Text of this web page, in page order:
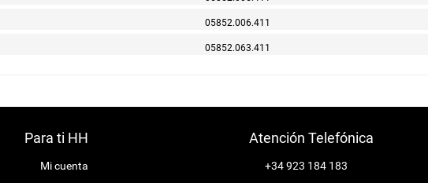
05852.006.411
05852.063.411
Para ti HH
Mi cuenta
Atención Telefónica
+34 923 184 183